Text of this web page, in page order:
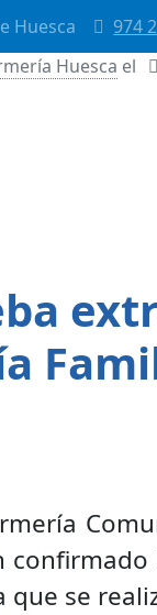
Huesca 974
Huesca el
que se